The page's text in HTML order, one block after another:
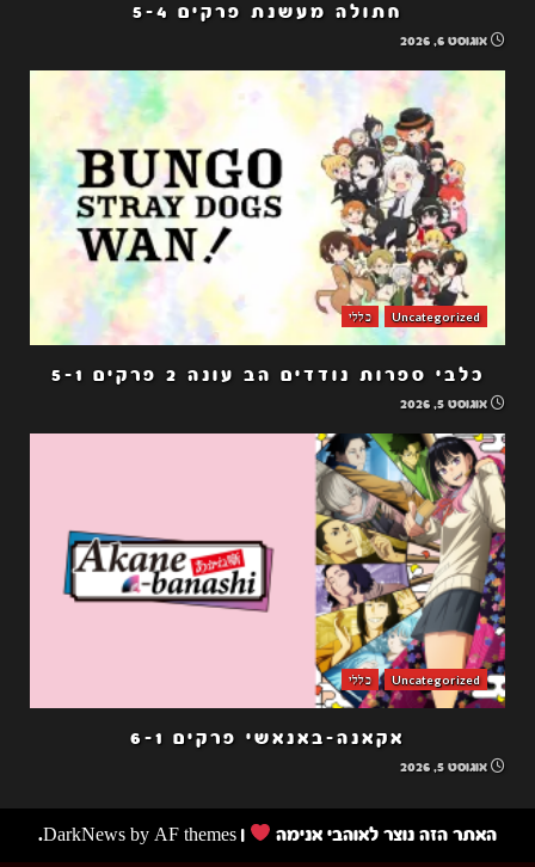
חתולה מעשנת פרקים 5-4
אוגוסט 6, 2026
Uncategorized כללי
כלבי ספרות נודדים הב עונה 2 פרקים 5-1
אוגוסט 5, 2026
Uncategorized כללי
אקאנה-באנאשי פרקים 6-1
אוגוסט 5, 2026
האתר הזה נוצר לאוהבי אנימה |
DarkNewsby AF themes.